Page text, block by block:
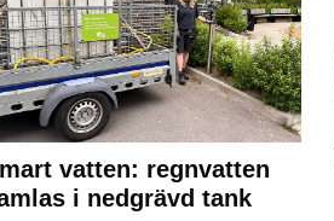
vatten: regnvatten
i nedgrävd tank